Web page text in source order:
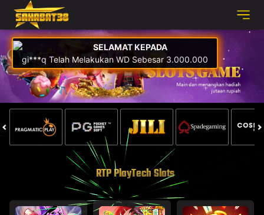
SELAMAT KEPADA
gi***q Telah Melakukan WD Sebesar 3.000.000
RTP PlayTech Slots